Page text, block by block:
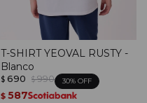
T-SHIRT YEOVAL RUSTY -
Blanco
$ 690 $ 990 30
$ 587